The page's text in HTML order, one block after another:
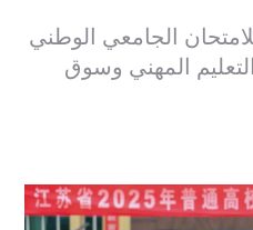
الجامعي الوطني
المهني وسوق